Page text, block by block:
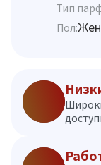
Тип
Пол: